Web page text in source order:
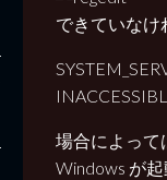
できていなけ
場合によって
Windows が